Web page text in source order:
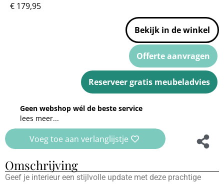
€ 179,95
Bekijk in de winkel
Offerte aanvragen
Reserveer gratis meubeladvies
Geen webshop wél de beste service
lees meer...
Voeg toe aan verlanglijstje
Omschrijving
Geef je interieur een stijlvolle update met deze prachtige